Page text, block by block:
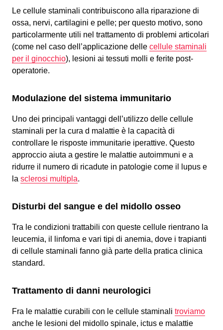
Le cellule staminali contribuiscono alla riparazione di
ossa, nervi, cartilagini e pelle; per questo motivo, sono
particolarmente utili nel trattamento di problemi articolari
(come nel caso dell’applicazione delle cellule staminali
per il ginocchio), lesioni ai tessuti molli e ferite post-
operatorie.
Modulazione del sistema immunitario
Uno dei principali vantaggi dell’utilizzo delle cellule
staminali per la cura d malattie è la capacità di
controllare le risposte immunitarie iperattive. Questo
approccio aiuta a gestire le malattie autoimmuni e a
ridurre il numero di ricadute in patologie come il lupus e
la sclerosi multipla.
Disturbi del sangue e del midollo osseo
Tra le condizioni trattabili con queste cellule rientrano la
leucemia, il linfoma e vari tipi di anemia, dove i trapianti
di cellule staminali fanno già parte della pratica clinica
standard.
Trattamento di danni neurologici
Fra le malattie curabili con le cellule staminali troviamo
anche le lesioni del midollo spinale, ictus e malattie